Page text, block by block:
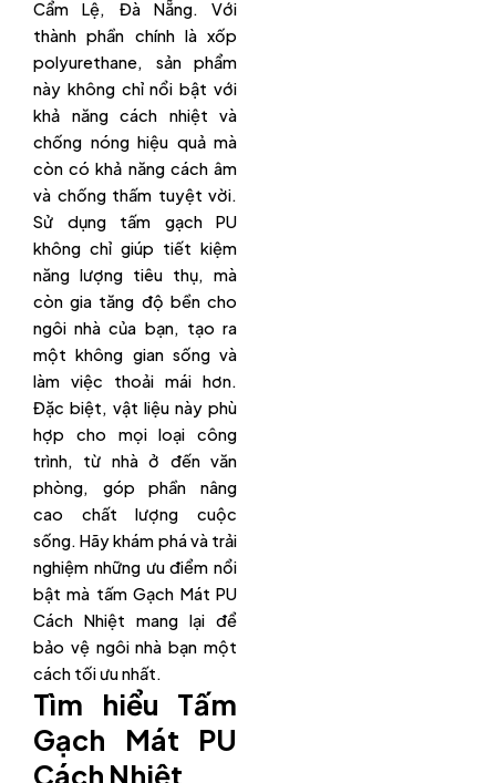
Cẩm Lệ, Đà Nẵng. Với
thành phần chính là xốp
polyurethane, sản phẩm
này không chỉ nổi bật với
khả năng cách nhiệt và
chống nóng hiệu quả mà
còn có khả năng cách âm
và chống thấm tuyệt vời.
Sử dụng tấm gạch PU
không chỉ giúp tiết kiệm
năng lượng tiêu thụ, mà
còn gia tăng độ bền cho
ngôi nhà của bạn, tạo ra
một không gian sống và
làm việc thoải mái hơn.
Đặc biệt, vật liệu này phù
hợp cho mọi loại công
trình, từ nhà ở đến văn
phòng, góp phần nâng
cao chất lượng cuộc
sống. Hãy khám phá và trải
nghiệm những ưu điểm nổi
bật mà tấm Gạch Mát PU
Cách Nhiệt mang lại để
bảo vệ ngôi nhà bạn một
cách tối ưu nhất.
Tìm hiểu Tấm
Gạch Mát PU
Cách Nhiệt